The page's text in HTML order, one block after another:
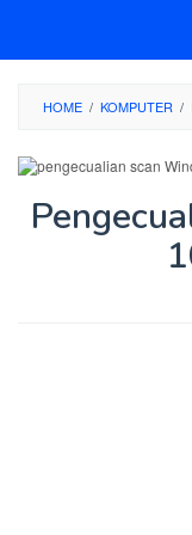
HOME / KOMPUTER /